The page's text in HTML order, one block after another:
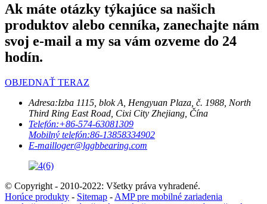
Ak máte otázky týkajúce sa našich
produktov alebo cenníka, zanechajte nám
svoj e-mail a my sa vám ozveme do 24
hodín.
OBJEDNAŤ TERAZ
Adresa:Izba 1115, blok A, Hengyuan Plaza, č. 1988, North
Third Ring East Road, Cixi City Zhejiang, Čína
Telefón:+86-574-63081309
Mobilný telefón:86-13858334902
E-mailloger@lggbbearing.com
© Copyright - 2010-2022: Všetky práva vyhradené.
Horúce produkty - Sitemap - AMP pre mobilné zariadenia